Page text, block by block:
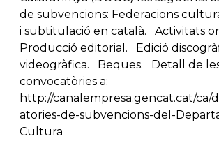
de subvencions: Federacions
i subtitulació en català. Activitats
Producció editorial. Edició
videogràfica. Beques. Detall de
convocatòries a:
http://canalempresa.gencat.cat/ca/
atories-de-subvencions-del-
Cultura